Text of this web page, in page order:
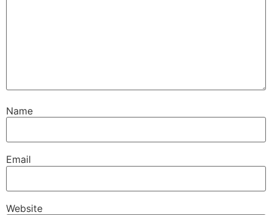
Name
Email
Website